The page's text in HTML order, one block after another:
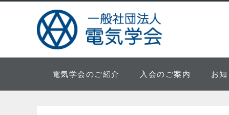
電気学会のご紹介 入会のご案内 お